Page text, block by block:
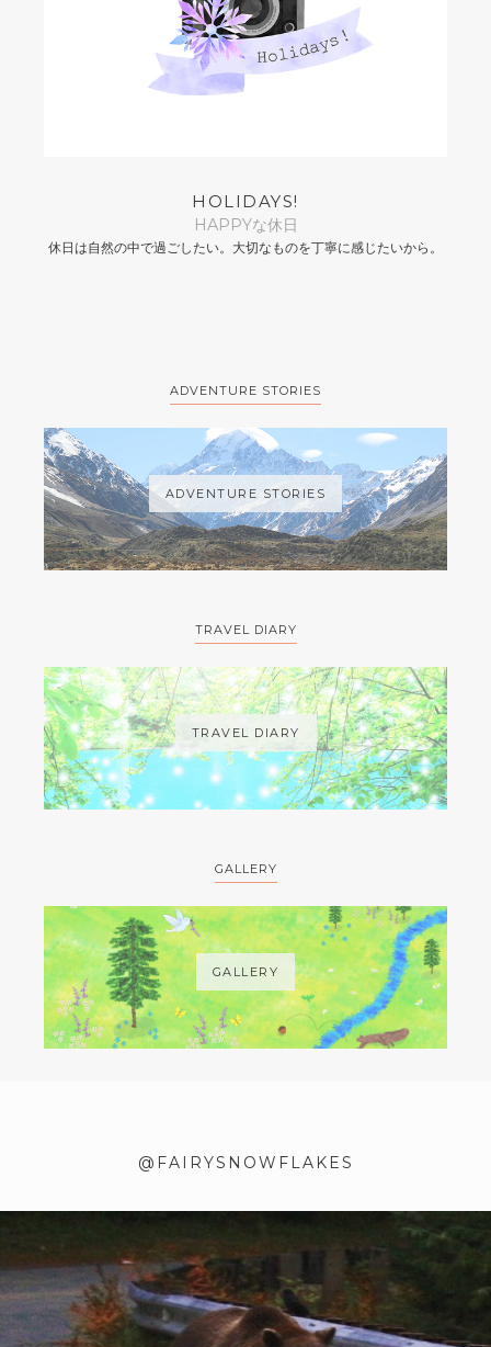
HOLIDAYS!
HAPPYな休日
休日は自然の中で過ごしたい。大切なものを丁寧に感じたいから。
ADVENTURE STORIES
ADVENTURE STORIES
TRAVEL DIARY
TRAVEL DIARY
GALLERY
GALLERY
@FAIRYSNOWFLAKES